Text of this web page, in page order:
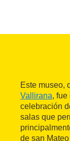
Este museo,
Vallirana, fue
celebración
salas que
de san